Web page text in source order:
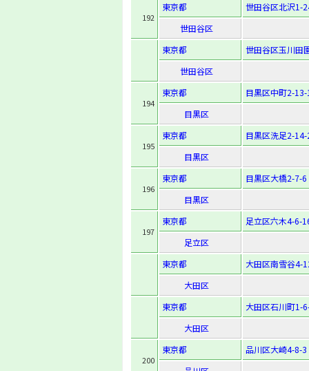
192
東京都
世田谷区北沢1-
世田谷区
東京都
世田谷区玉川田
世田谷区
194
東京都
目黒区中町2-
目黒区
195
東京都
目黒区洗足2-
目黒区
196
東京都
目黒区大橋2-7-6
目黒区
197
東京都
足立区六木4-6-
足立区
東京都
大田区南雪谷4-
大田区
東京都
大田区石川町1-
大田区
200
東京都
品川区大崎4-8-3